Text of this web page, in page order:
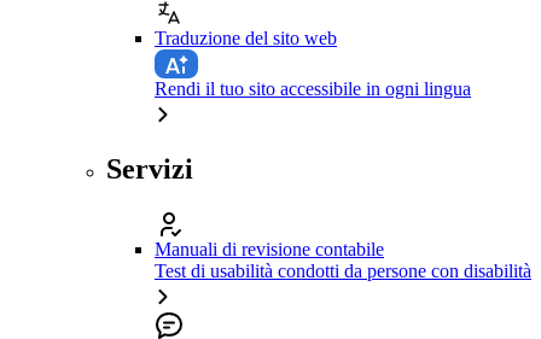
Traduzione del sito web
Rendi il tuo sito accessibile in ogni lingua
Servizi
Manuali di revisione contabile
Test di usabilità condotti da persone con disabilità